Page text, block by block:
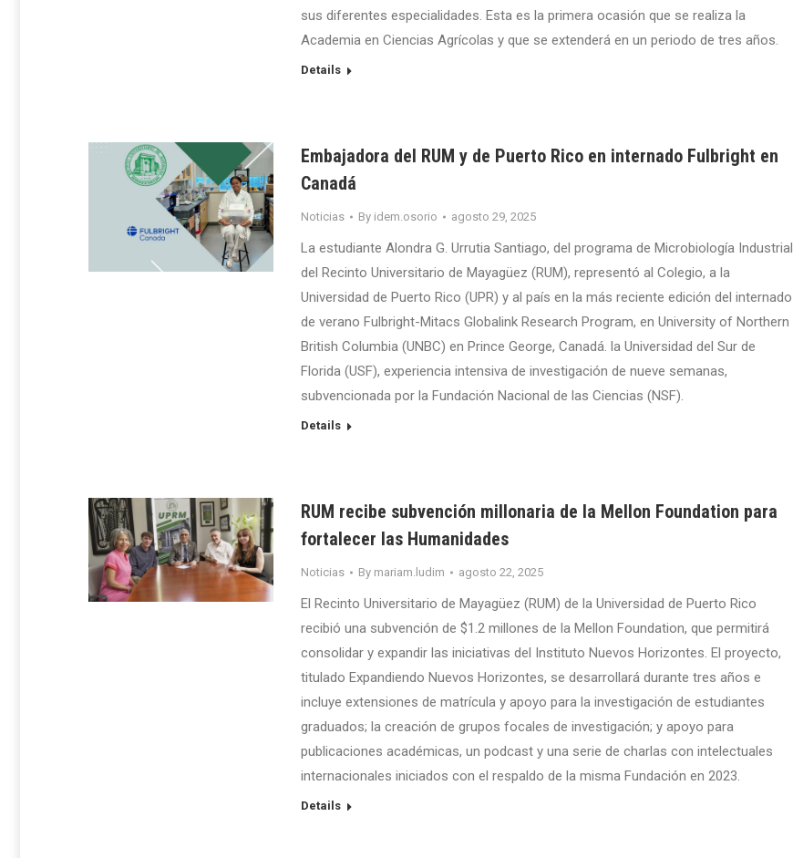
sus diferentes especialidades. Esta es la primera ocasión que se realiza la
Academia en Ciencias Agrícolas y que se extenderá en un periodo de tres años.
Details
Embajadora del RUM y de Puerto Rico en internado Fulbright en
Canadá
Noticias By idem.osorio agosto 29, 2025
La estudiante Alondra G. Urrutia Santiago, del programa de Microbiología Industrial
del Recinto Universitario de Mayagüez (RUM), representó al Colegio, a la
Universidad de Puerto Rico (UPR) y al país en la más reciente edición del internado
de verano Fulbright-Mitacs Globalink Research Program, en University of Northern
British Columbia (UNBC) en Prince George, Canadá. la Universidad del Sur de
Florida (USF), experiencia intensiva de investigación de nueve semanas,
subvencionada por la Fundación Nacional de las Ciencias (NSF).
Details
RUM recibe subvención millonaria de la Mellon Foundation para
fortalecer las Humanidades
Noticias By mariam.ludim agosto 22, 2025
El Recinto Universitario de Mayagüez (RUM) de la Universidad de Puerto Rico
recibió una subvención de $1.2 millones de la Mellon Foundation, que permitirá
consolidar y expandir las iniciativas del Instituto Nuevos Horizontes. El proyecto,
titulado Expandiendo Nuevos Horizontes, se desarrollará durante tres años e
incluye extensiones de matrícula y apoyo para la investigación de estudiantes
graduados; la creación de grupos focales de investigación; y apoyo para
publicaciones académicas, un podcast y una serie de charlas con intelectuales
internacionales iniciados con el respaldo de la misma Fundación en 2023.
Details